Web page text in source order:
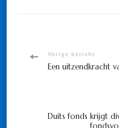
Bericht
Vorige bericht
Een uitzendkracht
Duits fonds krijgt